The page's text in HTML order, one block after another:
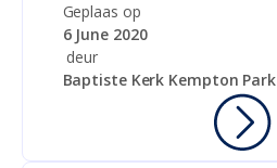
Geplaas op
6 June 2020
deur
Baptiste Kerk Kempton Park